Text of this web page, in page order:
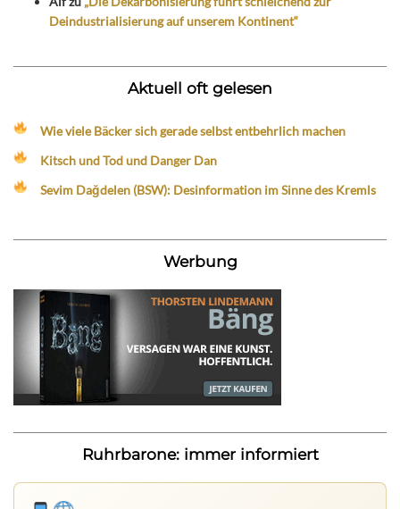
Deindustrialisierung auf unserem Kontinent“
Aktuell oft gelesen
Wie viele Bäcker sich gerade selbst entbehrlich machen
Kitsch und Tod und Danger Dan
Sevim Dağdelen (BSW): Desinformation im Sinne des Kremls
Werbung
Ruhrbarone: immer informiert